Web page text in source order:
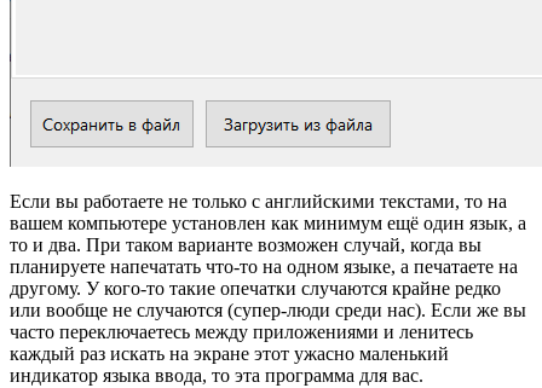
Если вы работаете не только с английскими текстами, то на
вашем компьютере установлен как минимум ещё один язык, а
то и два. При таком варианте возможен случай, когда вы
планируете напечатать что-то на одном языке, а печатаете на
другому. У кого-то такие опечатки случаются крайне редко
или вообще не случаются (супер-люди среди нас). Если же вы
часто переключаетесь между приложениями и ленитесь
каждый раз искать на экране этот ужасно маленький
индикатор языка ввода, то эта программа для вас.